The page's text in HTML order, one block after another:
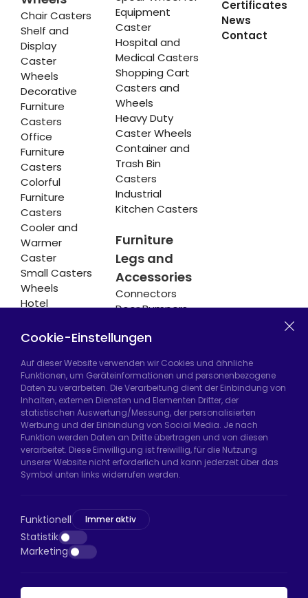
Chair Casters
Shelf and
Display
Caster
Wheels
Decorative
Furniture
Casters
Office
Furniture
Casters
Colorful
Furniture
Casters
Cooler and
Warmer
Caster
Small Casters
Wheels
Hotel
Casters
Equipment
Caster
Hospital and
Medical Casters
Shopping Cart
Casters and
Wheels
Heavy Duty
Caster Wheels
Container and
Trash Bin
Casters
Industrial
Kitchen Casters
Furniture
Legs and
Accessories
Connectors
Door Bumpers
Certificates
News
Contact
Hadımköy Fabrik:Atatürk Sanayi Bölgesi,
Uzunçayır Caddesi, No:11 Hadımköy, 34555
Arnavutköy/İstanbul
Telefon: +90 212 640 66 46
E-Mail: export@htsteker.com
D:a, 34045 Bayrampaşa/İstanbul
Telefon:+90 530 044 64 87
E-Mail: info@htsteker.com
Cookie-Einstellungen
Auf dieser Website verwenden wir Cookies und ähnliche
Funktionen, um Geräteinformationen und personenbezogene
Daten zu verarbeiten. Die Verarbeitung dient der Einbindung von
Inhalten, externen Diensten und Elementen Dritter, der
statistischen Auswertung/Messung, der personalisierten
Werbung und der Einbindung von Social Media. Je nach
Funktion werden Daten an Dritte übertragen und von diesen
verarbeitet. Diese Einwilligung ist freiwillig, für die Nutzung
unserer Website nicht erforderlich und kann jederzeit über das
Symbol unten links widerrufen werden.
Funktionell Immer aktiv
Statistik
Marketing